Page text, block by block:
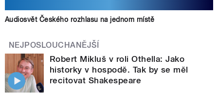
Audiosvět Českého rozhlasu na jednom místě
NEJPOSLOUCHANĚJŠÍ
Robert Mikluš v roli Othella: Jako
historky v hospodě. Tak by se měl
recitovat Shakespeare